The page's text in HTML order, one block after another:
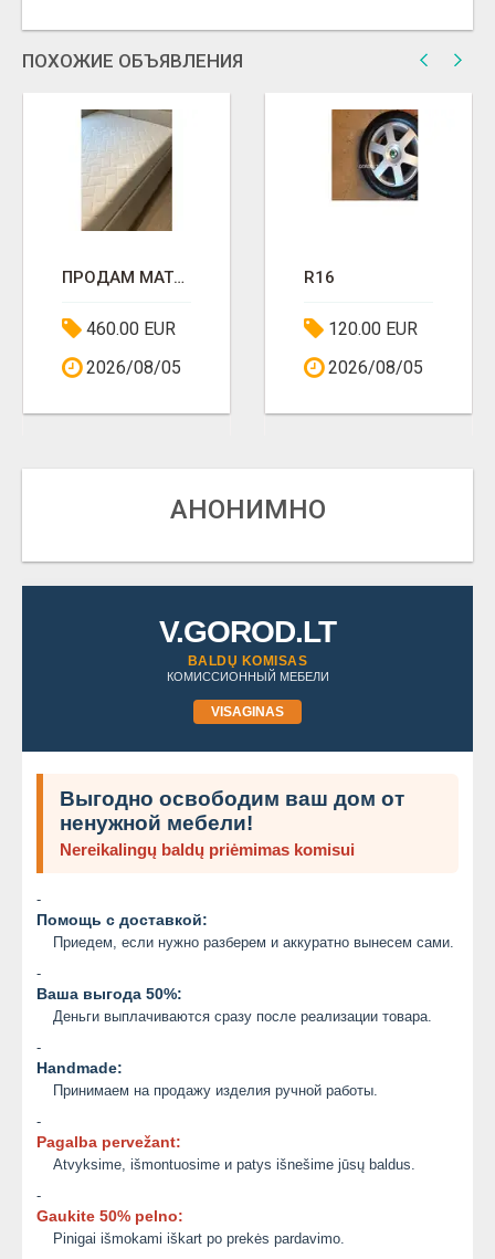
ПОХОЖИЕ ОБЪЯВЛЕНИЯ
ПРОДАМ МАТРАС 200*200*Я29
460.00 EUR
2026/08/05
R16
120.00 EUR
2026/08/05
АНОНИМНО
V.GOROD.LT
BALDŲ KOMISAS
КОМИССИОННЫЙ МЕБЕЛИ
VISAGINAS
Выгодно освободим ваш дом от
ненужной мебели!
Nereikalingų baldų priėmimas komisui
-
Помощь с доставкой:
Приедем, если нужно разберем и аккуратно вынесем сами.
-
Ваша выгода 50%:
Деньги выплачиваются сразу после реализации товара.
-
Handmade:
Принимаем на продажу изделия ручной работы.
-
Pagalba pervežant:
Atvyksime, išmontuosime и patys išnešime jūsų baldus.
-
Gaukite 50% pelno:
Pinigai išmokami iškart po prekės pardavimo.